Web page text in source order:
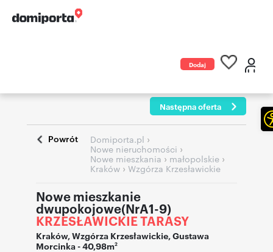
Dodaj
Następna oferta
Powrót Domiporta.pl ›
Nowe nieruchomości ›
Nowe mieszkania › małopolskie ›
Kraków › Wzgórza Krzesławickie
Nowe mieszkanie
dwupokojowe(NrA1-9)
KRZESŁAWICKIE TARASY
Kraków,Wzgórza Krzesławickie,Gustawa
Morcinka- 40,98m2